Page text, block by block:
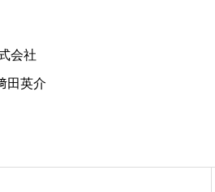
会社
田英介